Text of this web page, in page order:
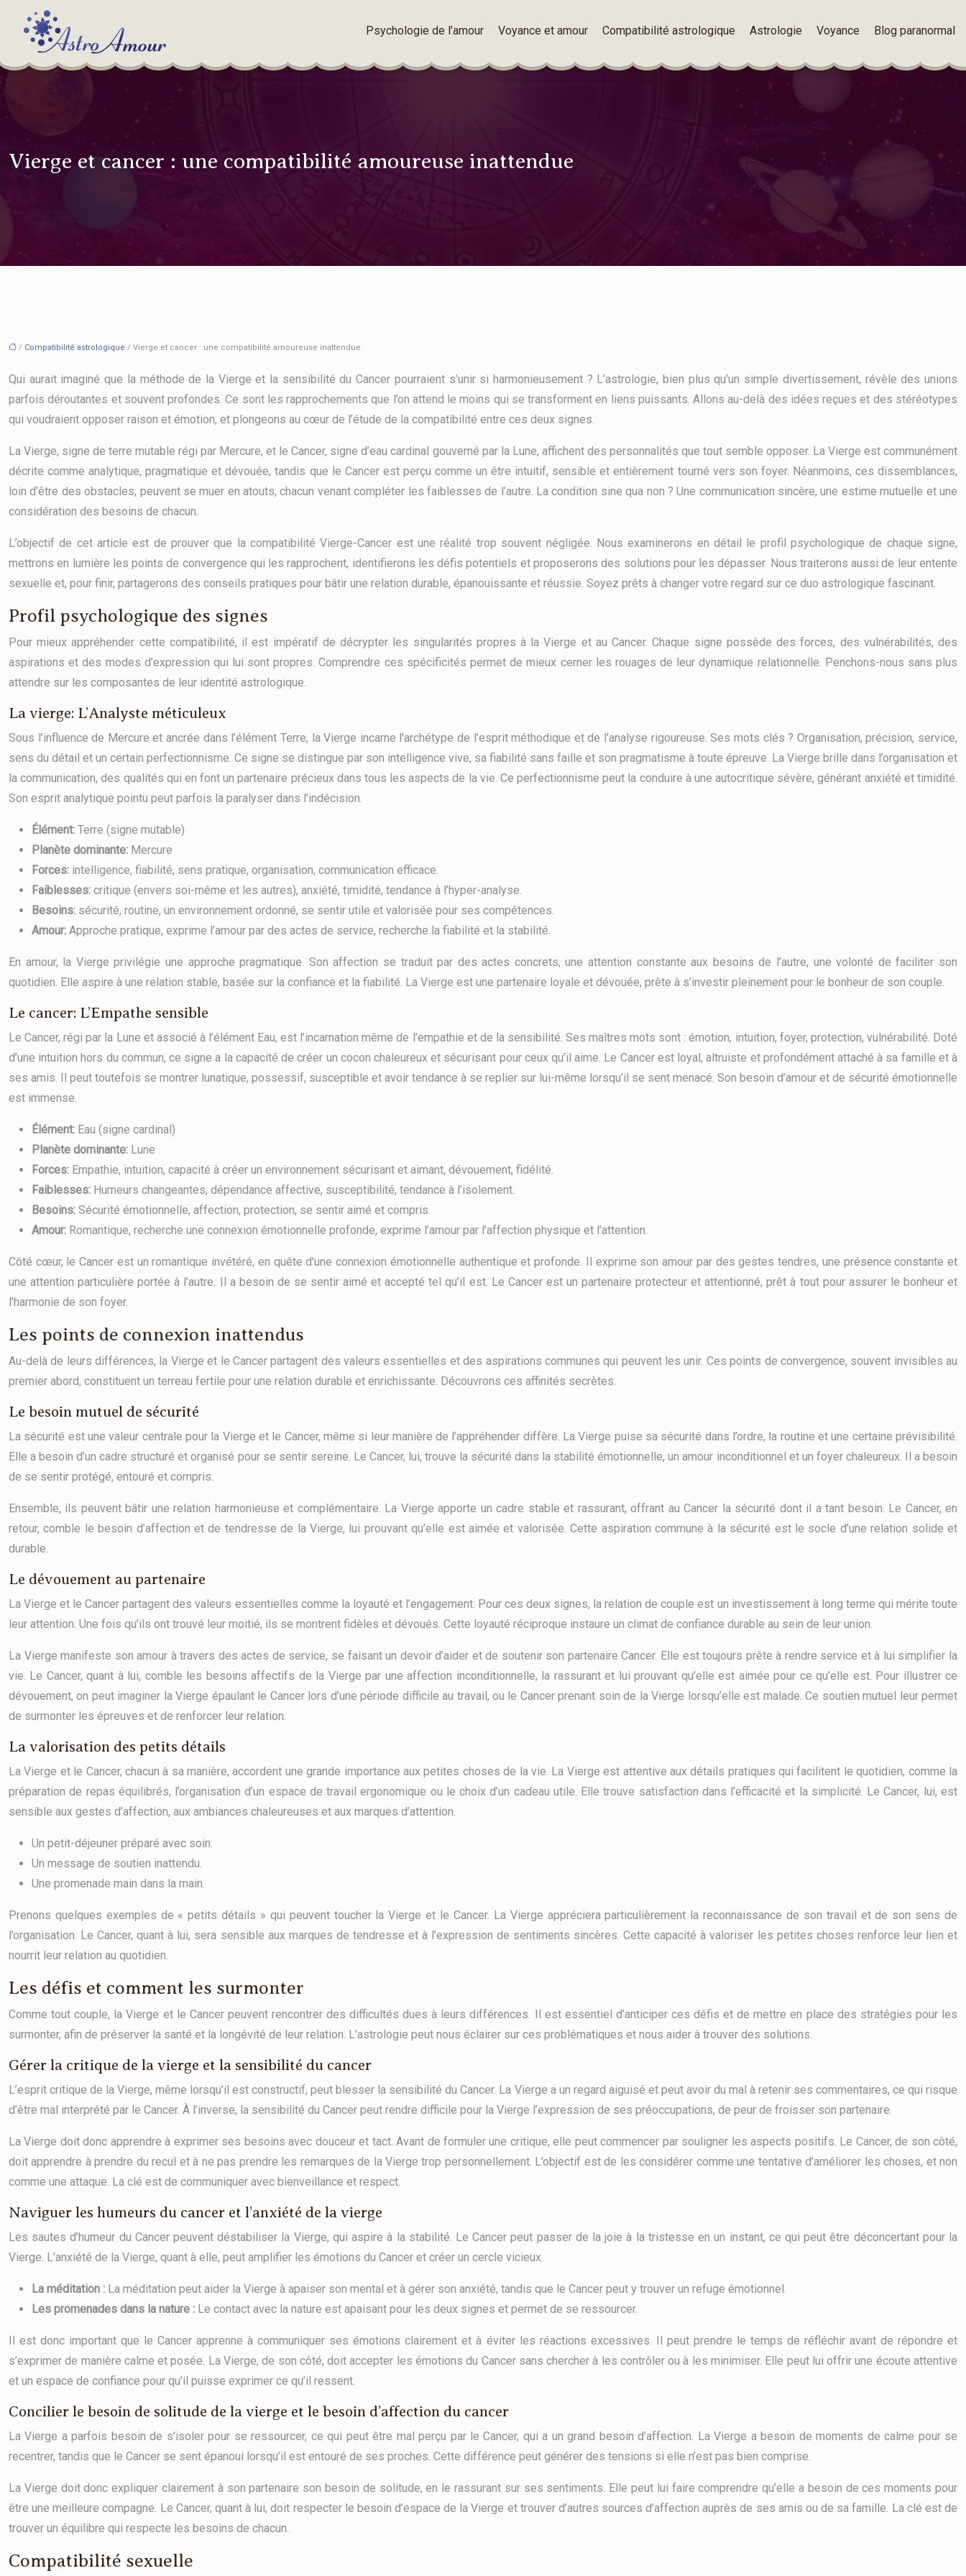
Psychologie de l’amour Voyance et amour Compatibilité astrologique Astrologie Voyance Blog paranormal
Vierge et cancer : une compatibilité amoureuse inattendue
/ Compatibilité astrologique / Vierge et cancer : une compatibilité amoureuse inattendue
Qui aurait imaginé que la méthode de la Vierge et la sensibilité du Cancer pourraient s’unir si harmonieusement ? L’astrologie, bien plus qu’un simple divertissement, révèle des unions
parfois déroutantes et souvent profondes. Ce sont les rapprochements que l’on attend le moins qui se transforment en liens puissants. Allons au-delà des idées reçues et des stéréotypes
qui voudraient opposer raison et émotion, et plongeons au cœur de l’étude de la compatibilité entre ces deux signes.
La Vierge, signe de terre mutable régi par Mercure, et le Cancer, signe d’eau cardinal gouverné par la Lune, affichent des personnalités que tout semble opposer. La Vierge est communément
décrite comme analytique, pragmatique et dévouée, tandis que le Cancer est perçu comme un être intuitif, sensible et entièrement tourné vers son foyer. Néanmoins, ces dissemblances,
loin d’être des obstacles, peuvent se muer en atouts, chacun venant compléter les faiblesses de l’autre. La condition sine qua non ? Une communication sincère, une estime mutuelle et une
considération des besoins de chacun.
L’objectif de cet article est de prouver que la compatibilité Vierge-Cancer est une réalité trop souvent négligée. Nous examinerons en détail le profil psychologique de chaque signe,
mettrons en lumière les points de convergence qui les rapprochent, identifierons les défis potentiels et proposerons des solutions pour les dépasser. Nous traiterons aussi de leur entente
sexuelle et, pour finir, partagerons des conseils pratiques pour bâtir une relation durable, épanouissante et réussie. Soyez prêts à changer votre regard sur ce duo astrologique fascinant.
Profil psychologique des signes
Pour mieux appréhender cette compatibilité, il est impératif de décrypter les singularités propres à la Vierge et au Cancer. Chaque signe possède des forces, des vulnérabilités, des
aspirations et des modes d’expression qui lui sont propres. Comprendre ces spécificités permet de mieux cerner les rouages de leur dynamique relationnelle. Penchons-nous sans plus
attendre sur les composantes de leur identité astrologique.
La vierge: L’Analyste méticuleux
Sous l’influence de Mercure et ancrée dans l’élément Terre, la Vierge incarne l’archétype de l’esprit méthodique et de l’analyse rigoureuse. Ses mots clés ? Organisation, précision, service,
sens du détail et un certain perfectionnisme. Ce signe se distingue par son intelligence vive, sa fiabilité sans faille et son pragmatisme à toute épreuve. La Vierge brille dans l’organisation et
la communication, des qualités qui en font un partenaire précieux dans tous les aspects de la vie. Ce perfectionnisme peut la conduire à une autocritique sévère, générant anxiété et timidité.
Son esprit analytique pointu peut parfois la paralyser dans l’indécision.
Élément: Terre (signe mutable)
Planète dominante: Mercure
Forces: intelligence, fiabilité, sens pratique, organisation, communication efficace.
Faiblesses: critique (envers soi-même et les autres), anxiété, timidité, tendance à l’hyper-analyse.
Besoins: sécurité, routine, un environnement ordonné, se sentir utile et valorisée pour ses compétences.
Amour: Approche pratique, exprime l’amour par des actes de service, recherche la fiabilité et la stabilité.
En amour, la Vierge privilégie une approche pragmatique. Son affection se traduit par des actes concrets, une attention constante aux besoins de l’autre, une volonté de faciliter son
quotidien. Elle aspire à une relation stable, basée sur la confiance et la fiabilité. La Vierge est une partenaire loyale et dévouée, prête à s’investir pleinement pour le bonheur de son couple.
Le cancer: L’Empathe sensible
Le Cancer, régi par la Lune et associé à l’élément Eau, est l’incarnation même de l’empathie et de la sensibilité. Ses maîtres mots sont : émotion, intuition, foyer, protection, vulnérabilité. Doté
d’une intuition hors du commun, ce signe a la capacité de créer un cocon chaleureux et sécurisant pour ceux qu’il aime. Le Cancer est loyal, altruiste et profondément attaché à sa famille et à
ses amis. Il peut toutefois se montrer lunatique, possessif, susceptible et avoir tendance à se replier sur lui-même lorsqu’il se sent menacé. Son besoin d’amour et de sécurité émotionnelle
est immense.
Élément: Eau (signe cardinal)
Planète dominante: Lune
Forces: Empathie, intuition, capacité à créer un environnement sécurisant et aimant, dévouement, fidélité.
Faiblesses: Humeurs changeantes, dépendance affective, susceptibilité, tendance à l’isolement.
Besoins: Sécurité émotionnelle, affection, protection, se sentir aimé et compris.
Amour: Romantique, recherche une connexion émotionnelle profonde, exprime l’amour par l’affection physique et l’attention.
Côté cœur, le Cancer est un romantique invétéré, en quête d’une connexion émotionnelle authentique et profonde. Il exprime son amour par des gestes tendres, une présence constante et
une attention particulière portée à l’autre. Il a besoin de se sentir aimé et accepté tel qu’il est. Le Cancer est un partenaire protecteur et attentionné, prêt à tout pour assurer le bonheur et
l’harmonie de son foyer.
Les points de connexion inattendus
Au-delà de leurs différences, la Vierge et le Cancer partagent des valeurs essentielles et des aspirations communes qui peuvent les unir. Ces points de convergence, souvent invisibles au
premier abord, constituent un terreau fertile pour une relation durable et enrichissante. Découvrons ces affinités secrètes.
Le besoin mutuel de sécurité
La sécurité est une valeur centrale pour la Vierge et le Cancer, même si leur manière de l’appréhender diffère. La Vierge puise sa sécurité dans l’ordre, la routine et une certaine prévisibilité.
Elle a besoin d’un cadre structuré et organisé pour se sentir sereine. Le Cancer, lui, trouve la sécurité dans la stabilité émotionnelle, un amour inconditionnel et un foyer chaleureux. Il a besoin
de se sentir protégé, entouré et compris.
Ensemble, ils peuvent bâtir une relation harmonieuse et complémentaire. La Vierge apporte un cadre stable et rassurant, offrant au Cancer la sécurité dont il a tant besoin. Le Cancer, en
retour, comble le besoin d’affection et de tendresse de la Vierge, lui prouvant qu’elle est aimée et valorisée. Cette aspiration commune à la sécurité est le socle d’une relation solide et
durable.
Le dévouement au partenaire
La Vierge et le Cancer partagent des valeurs essentielles comme la loyauté et l’engagement. Pour ces deux signes, la relation de couple est un investissement à long terme qui mérite toute
leur attention. Une fois qu’ils ont trouvé leur moitié, ils se montrent fidèles et dévoués. Cette loyauté réciproque instaure un climat de confiance durable au sein de leur union.
La Vierge manifeste son amour à travers des actes de service, se faisant un devoir d’aider et de soutenir son partenaire Cancer. Elle est toujours prête à rendre service et à lui simplifier la
vie. Le Cancer, quant à lui, comble les besoins affectifs de la Vierge par une affection inconditionnelle, la rassurant et lui prouvant qu’elle est aimée pour ce qu’elle est. Pour illustrer ce
dévouement, on peut imaginer la Vierge épaulant le Cancer lors d’une période difficile au travail, ou le Cancer prenant soin de la Vierge lorsqu’elle est malade. Ce soutien mutuel leur permet
de surmonter les épreuves et de renforcer leur relation.
La valorisation des petits détails
La Vierge et le Cancer, chacun à sa manière, accordent une grande importance aux petites choses de la vie. La Vierge est attentive aux détails pratiques qui facilitent le quotidien, comme la
préparation de repas équilibrés, l’organisation d’un espace de travail ergonomique ou le choix d’un cadeau utile. Elle trouve satisfaction dans l’efficacité et la simplicité. Le Cancer, lui, est
sensible aux gestes d’affection, aux ambiances chaleureuses et aux marques d’attention.
Un petit-déjeuner préparé avec soin.
Un message de soutien inattendu.
Une promenade main dans la main.
Prenons quelques exemples de « petits détails » qui peuvent toucher la Vierge et le Cancer. La Vierge appréciera particulièrement la reconnaissance de son travail et de son sens de
l’organisation. Le Cancer, quant à lui, sera sensible aux marques de tendresse et à l’expression de sentiments sincères. Cette capacité à valoriser les petites choses renforce leur lien et
nourrit leur relation au quotidien.
Les défis et comment les surmonter
Comme tout couple, la Vierge et le Cancer peuvent rencontrer des difficultés dues à leurs différences. Il est essentiel d’anticiper ces défis et de mettre en place des stratégies pour les
surmonter, afin de préserver la santé et la longévité de leur relation. L’astrologie peut nous éclairer sur ces problématiques et nous aider à trouver des solutions.
Gérer la critique de la vierge et la sensibilité du cancer
L’esprit critique de la Vierge, même lorsqu’il est constructif, peut blesser la sensibilité du Cancer. La Vierge a un regard aiguisé et peut avoir du mal à retenir ses commentaires, ce qui risque
d’être mal interprété par le Cancer. À l’inverse, la sensibilité du Cancer peut rendre difficile pour la Vierge l’expression de ses préoccupations, de peur de froisser son partenaire.
La Vierge doit donc apprendre à exprimer ses besoins avec douceur et tact. Avant de formuler une critique, elle peut commencer par souligner les aspects positifs. Le Cancer, de son côté,
doit apprendre à prendre du recul et à ne pas prendre les remarques de la Vierge trop personnellement. L’objectif est de les considérer comme une tentative d’améliorer les choses, et non
comme une attaque. La clé est de communiquer avec bienveillance et respect.
Naviguer les humeurs du cancer et l’anxiété de la vierge
Les sautes d’humeur du Cancer peuvent déstabiliser la Vierge, qui aspire à la stabilité. Le Cancer peut passer de la joie à la tristesse en un instant, ce qui peut être déconcertant pour la
Vierge. L’anxiété de la Vierge, quant à elle, peut amplifier les émotions du Cancer et créer un cercle vicieux.
La méditation : La méditation peut aider la Vierge à apaiser son mental et à gérer son anxiété, tandis que le Cancer peut y trouver un refuge émotionnel.
Les promenades dans la nature : Le contact avec la nature est apaisant pour les deux signes et permet de se ressourcer.
Il est donc important que le Cancer apprenne à communiquer ses émotions clairement et à éviter les réactions excessives. Il peut prendre le temps de réfléchir avant de répondre et
s’exprimer de manière calme et posée. La Vierge, de son côté, doit accepter les émotions du Cancer sans chercher à les contrôler ou à les minimiser. Elle peut lui offrir une écoute attentive
et un espace de confiance pour qu’il puisse exprimer ce qu’il ressent.
Concilier le besoin de solitude de la vierge et le besoin d’affection du cancer
La Vierge a parfois besoin de s’isoler pour se ressourcer, ce qui peut être mal perçu par le Cancer, qui a un grand besoin d’affection. La Vierge a besoin de moments de calme pour se
recentrer, tandis que le Cancer se sent épanoui lorsqu’il est entouré de ses proches. Cette différence peut générer des tensions si elle n’est pas bien comprise.
La Vierge doit donc expliquer clairement à son partenaire son besoin de solitude, en le rassurant sur ses sentiments. Elle peut lui faire comprendre qu’elle a besoin de ces moments pour
être une meilleure compagne. Le Cancer, quant à lui, doit respecter le besoin d’espace de la Vierge et trouver d’autres sources d’affection auprès de ses amis ou de sa famille. La clé est de
trouver un équilibre qui respecte les besoins de chacun.
Compatibilité sexuelle